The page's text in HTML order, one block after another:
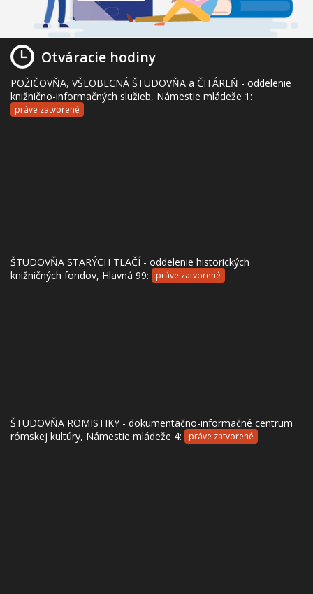
Otváracie hodiny
POŽIČOVŇA, VŠEOBECNÁ ŠTUDOVŇA a ČITÁREŇ - oddelenie
knižnično-informačných služieb, Námestie mládeže 1:
práve zatvorené
ŠTUDOVŇA STARÝCH TLAČÍ - oddelenie historických
knižničných fondov, Hlavná 99:
práve zatvorené
ŠTUDOVŇA ROMISTIKY - dokumentačno-informačné centrum
rómskej kultúry, Námestie mládeže 4:
práve zatvorené